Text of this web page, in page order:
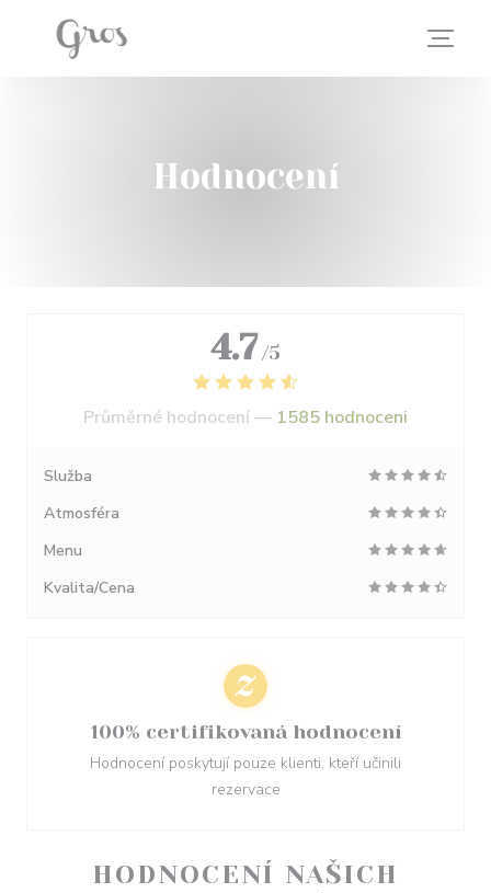
Panel pro správu cookies
Hodnocení
HODNOCENÍ NAŠICH
4.7 /5
Průměrné hodnocení — 1585 hodnoceni
Služba
Atmosféra
Menu
Kvalita/Cena
100% certifikovaná hodnocení
Hodnocení poskytují pouze klienti, kteří učinili
rezervace